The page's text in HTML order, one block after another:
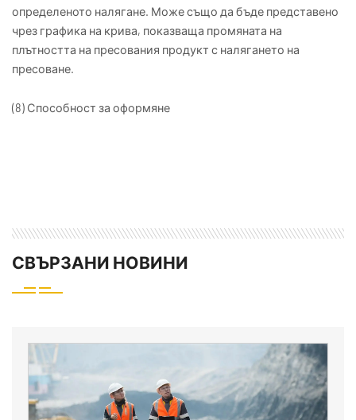
определеното налягане. Може също да бъде представено
чрез графика на крива, показваща промяната на
плътността на пресования продукт с налягането на
пресоване.
(8) Способност за оформяне
СВЪРЗАНИ НОВИНИ